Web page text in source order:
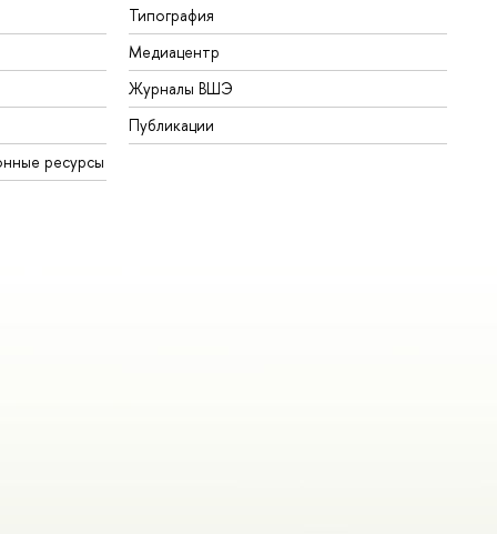
ресурсы
Типография
Медиацентр
Журналы ВШЭ
Публикации